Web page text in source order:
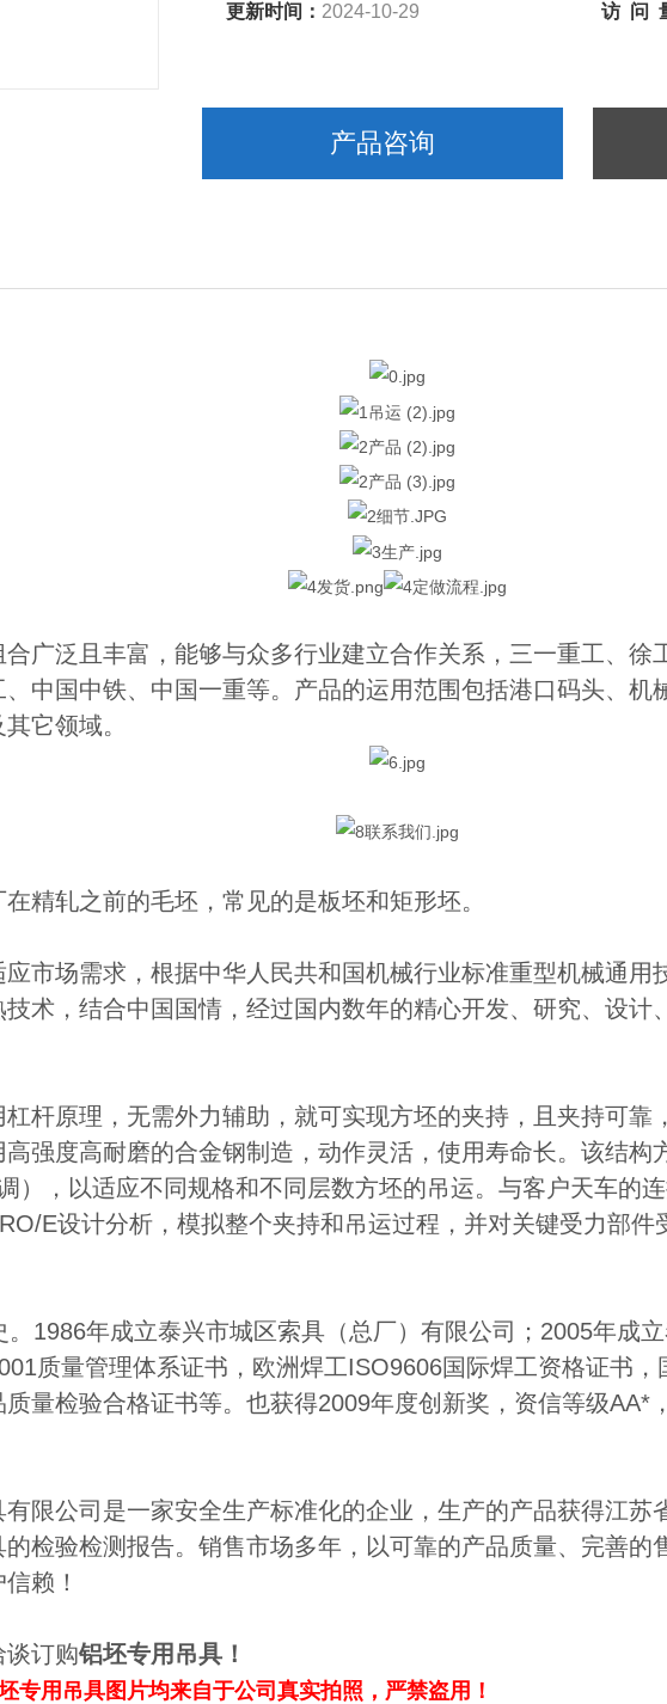
更新时间： 2024-10-29 访 问
产品咨询
合广泛且丰富，能够与众多行业建立合作关系，三一重工、
中国中铁、中国一重等。产品的运用范围包括港口码头、机
它领域。
精轧之前的毛坯，常见的是板坯和矩形坯。
市场需求，根据中华人民共和国机械行业标准重型机械通用
术，结合中国国情，经过国内数年的精心开发、研究、设计
杆原理，无需外力辅助，就可实现方坯的夹持，且夹持可靠
强度高耐磨的合金钢制造，动作灵活，使用寿命长。该结构
），以适应不同规格和不同层数方坯的吊运。与客户天车的
E设计分析，模拟整个夹持和吊运过程，并对关键受力部件
。1986年成立泰兴市城区索具（总厂）有限公司；2005年成
质量管理体系证书，欧洲焊工ISO9606国际焊工资格证书
量检验合格证书等。也获得2009年度创新奖，资信等级AA*
限公司是一家安全生产标准化的企业，生产的产品获得江苏
检验检测报告。销售市场多年，以可靠的产品质量、完善的
赖！
谈订购铝坯专用吊具 ！
专用吊具图片均来自于公司真实拍照，严禁盗用！